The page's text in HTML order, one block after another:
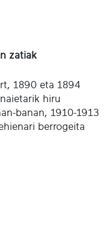
zatiak
1890 eta 1894
hiru
banan, 1910-1913
berrogeita